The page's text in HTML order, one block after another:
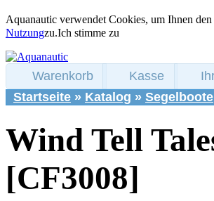
Aquanautic verwendet Cookies, um Ihnen
Nutzungzu.Ich stimme zu
Warenkorb Kasse
Startseite » Katalog » Segelboote
Wind Tell
[CF3008]